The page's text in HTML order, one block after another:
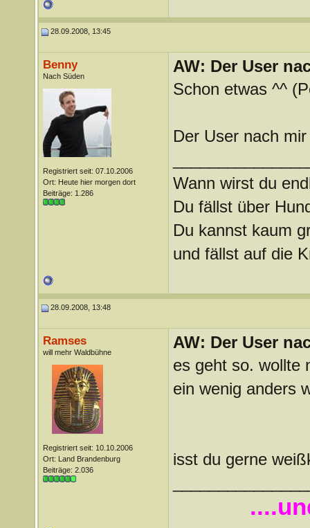
28.09.2008, 13:45
Benny
Nach Süden
Registriert seit: 07.10.2006
Ort: Heute hier morgen dort
Beiträge: 1.286
AW: Der User
Schon etwas ^^
Der User nach
Wann wirst du
Du fällst über
Du kannst kaum
und fällst auf die
28.09.2008, 13:48
Ramses
will mehr Waldbühne
Registriert seit: 10.10.2006
Ort: Land Brandenburg
Beiträge: 2.036
AW: Der User
es geht so. wollte
ein wenig anders
isst du gerne